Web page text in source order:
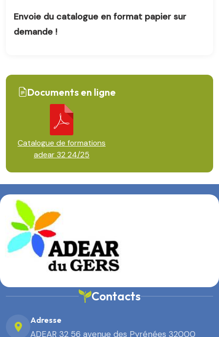
Envoie du catalogue en format papier sur
demande !
Documents en ligne
Catalogue de formations
adear 32 24/25
Contacts
Adresse
ADEAR 32 56 avenue des Pyrénées 32000